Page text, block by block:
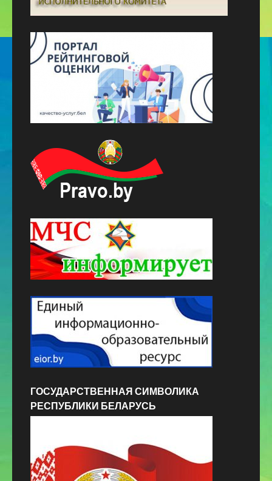
ГОСУДАРСТВЕННАЯ СИМВОЛИКА
РЕСПУБЛИКИ БЕЛАРУСЬ